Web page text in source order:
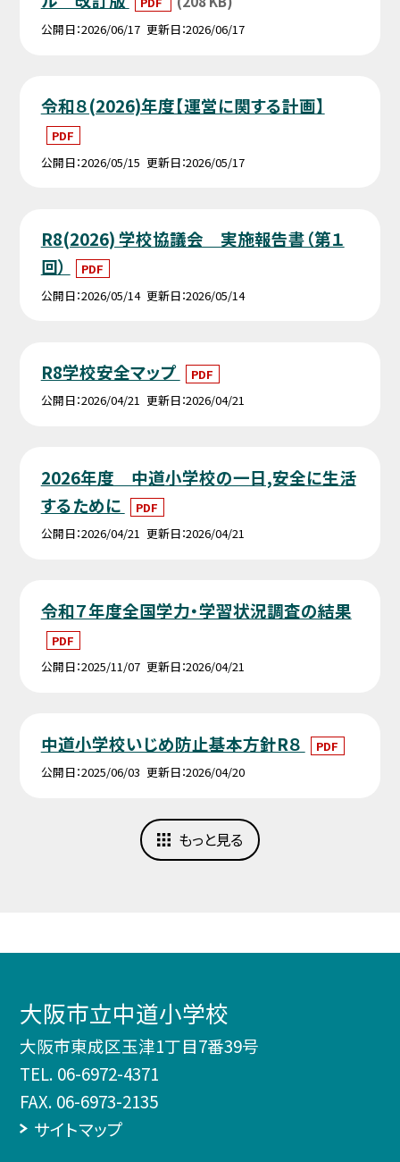
公開日 2026/06/17 更新日 2026/06/17
令和８(2026)年度【運営に関する計画】
PDF
公開日 2026/05/15 更新日 2026/05/17
R8(2026) 学校協議会 実施報告書（第１
回）
PDF
公開日 2026/05/14 更新日 2026/05/14
R8学校安全マップ
PDF
公開日 2026/04/21 更新日 2026/04/21
2026年度 中道小学校の一日,安全に生活
するために
PDF
公開日 2026/04/21 更新日 2026/04/21
令和７年度全国学力・学習状況調査の結果
PDF
公開日 2025/11/07 更新日 2026/04/21
中道小学校いじめ防止基本方針R８
PDF
公開日 2025/06/03 更新日 2026/04/20
もっと見る
大阪市立中道小学校
大阪市東成区玉津1丁目7番39号
TEL. 06-6972-4371
FAX. 06-6973-2135
サイトマップ